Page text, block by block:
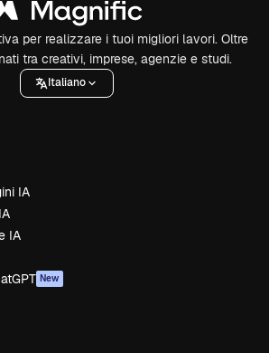
per realizzare i tuoi migliori lavori. Oltre
tra creativi, imprese, agenzie e studi.
Italiano
IA
IA
New